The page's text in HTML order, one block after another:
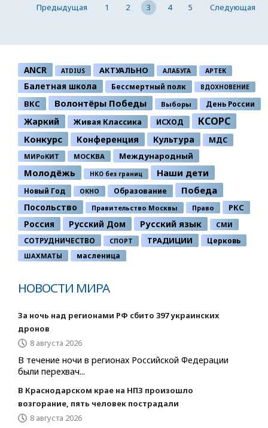
Предыдущая 1 2 3 4 5 Следующая
ANCR ATDIUS АКТУАЛЬНО АЛАБУГА АРТЕК
Балетная школа Бессмертный полк ВДОХНОВЕНИЕ
ВКС Волонтёры Победы Выборы День России
Жаркий Живая Классика ИСХОД КСОРС
Конкурс Конференция Культура МДС
МИРоКИТ МОСКВА Международный
Молодёжь НКО без границ Наши дети
Новый Год ОКНО Образование Победа
Посольство Правительство Москвы Право РКС
Россия Русский Дом Русский язык СМИ
СОТРУДНИЧЕСТВО СПОРТ ТРАДИЦИИ Церковь
ШАХМАТЫ масленица
НОВОСТИ МИРА
За ночь над регионами РФ сбито 397 украинских
дронов
8 августа 2026
В течение ночи в регионах Российской Федерации
были перехвач...
В Краснодарском крае на НПЗ произошло
возгорание, пять человек пострадали
8 августа 2026